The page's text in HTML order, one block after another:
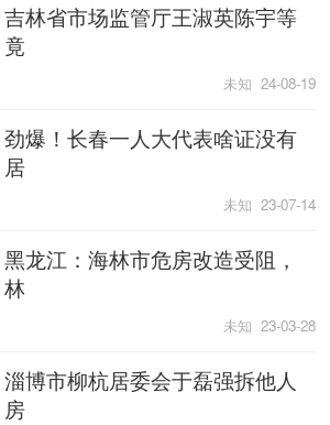
吉林省市场监管厅王淑英陈宇等
竟
未知 24-08-19
劲爆！长春一人大代表啥证没有
居
未知 23-07-14
黑龙江：海林市危房改造受阻，
林
未知 23-03-28
淄博市柳杭居委会于磊强拆他人
房